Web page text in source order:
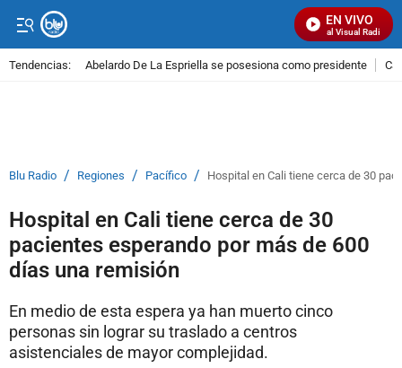
EN VIVO
Señal Visual Radio
Tendencias: Abelardo De La Espriella se posesiona como presidente
Blu Radio / Regiones / Pacífico / Hospital en Cali tiene cerca de 30
Hospital en Cali tiene cerca de 30
pacientes esperando por más de 600
días una remisión
En medio de esta espera ya han muerto cinco
personas sin lograr su traslado a centros
asistenciales de mayor complejidad.